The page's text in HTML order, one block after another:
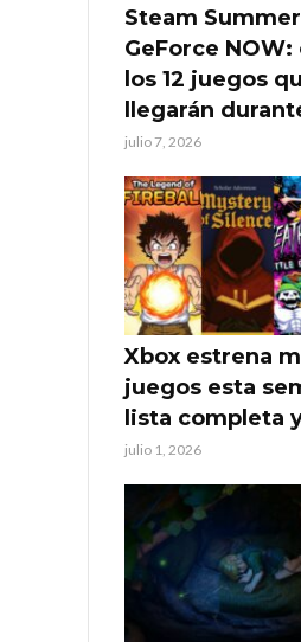
Steam
GeForce NOW:
los 12 juegos
llegarán
julio 7, 2026
Xbox estrena
juegos esta
lista completa
julio 1, 2026